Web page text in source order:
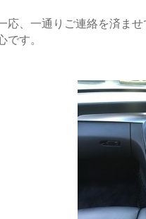
応、一通りご連絡を済ま
です。